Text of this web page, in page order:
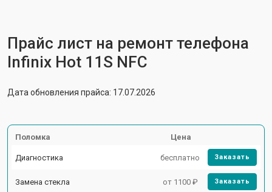
Прайс лист на ремонт телефона
Infinix Hot 11S NFC
Дата обновления прайса: 17.07.2026
Поломка Цена
Диагностика бесплатно Заказать
Замена стекла от 1100 ₽ Заказать